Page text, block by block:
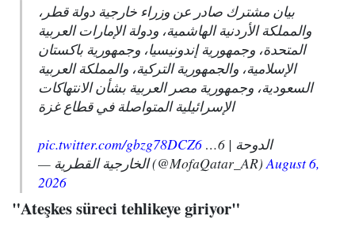
بيان مشترك صادر عن وزراء خارجية دولة قطر،
والمملكة الأردنية الهاشمية، ودولة الإمارات العربية
المتحدة، وجمهورية إندونيسيا، وجمهورية باكستان
الإسلامية، والجمهورية التركية، والمملكة العربية
السعودية، وجمهورية مصر العربية بشأن الانتهاكات
الإسرائيلية المتواصلة في قطاع غزة
الدوحة | 6…
pic.twitter.com/gbzg78DCZ6
— الخارجية القطرية (@MofaQatar_AR)August 6,
2026
"Ateşkes süreci tehlikeye giriyor"